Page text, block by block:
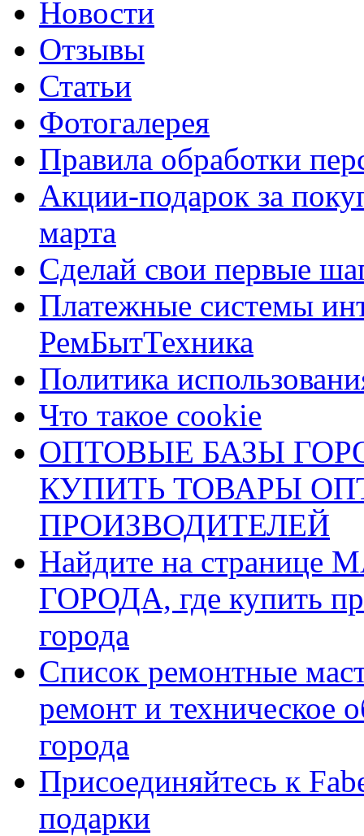
Новости
Отзывы
Статьи
Фотогалерея
Правила обработки
Акции-подарок за
марта
Сделай свои первые
Платежные системы
РемБытТехника
Политика
Что такое cookie
ОПТОВЫЕ БАЗЫ
КУПИТЬ ТОВАРЫ
ПРОИЗВОДИТЕЛЕЙ
Найдите на
ГОРОДА, где купить
города
Список ремонтные
ремонт и техническое
города
Присоединяйтесь к
подарки